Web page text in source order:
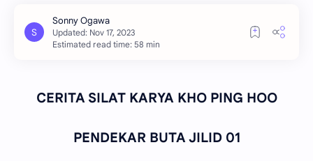
Estimated read time: 58 min
CERITA SILAT KARYA KHO PING HOO
PENDEKAR BUTA JILID 01